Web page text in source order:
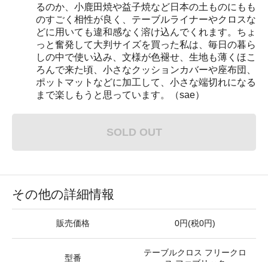
るのか、小鹿田焼や益子焼など日本の土ものにもも
のすごく相性が良く、テーブルライナーやクロスな
どに用いても違和感なく溶け込んでくれます。ちょ
っと奮発して大判サイズを買った私は、毎日の暮ら
しの中で使い込み、文様が色褪せ、生地も薄くほこ
ろんで来た頃、小さなクッションカバーや座布団、
ポットマットなどに加工して、小さな端切れになる
まで楽しもうと思っています。（sae）
SOLD OUT
その他の詳細情報
販売価格 0円(税0円)
型番
テーブルクロス フリークロ